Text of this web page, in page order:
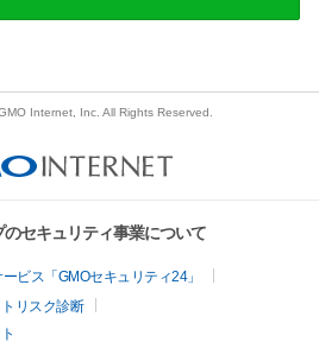
Internet, Inc. All Rights Reserved.
セキュリティ事業について
ビス「GMOセキュリティ24」
リスク診断